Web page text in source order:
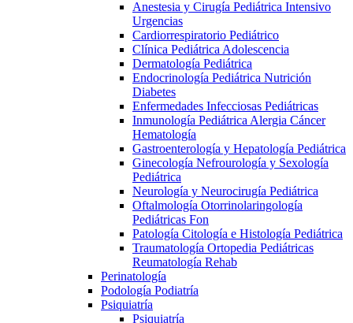
Anestesia y Cirugía Pediátrica Intensivo
Urgencias
Cardiorrespiratorio Pediátrico
Clínica Pediátrica Adolescencia
Dermatología Pediátrica
Endocrinología Pediátrica Nutrición
Diabetes
Enfermedades Infecciosas Pediátricas
Inmunología Pediátrica Alergia Cáncer
Hematología
Gastroenterología y Hepatología Pediátrica
Ginecología Nefrourología y Sexología
Pediátrica
Neurología y Neurocirugía Pediátrica
Oftalmología Otorrinolaringología
Pediátricas Fon
Patología Citología e Histología Pediátrica
Traumatología Ortopedia Pediátricas
Reumatología Rehab
Perinatología
Podología Podiatría
Psiquiatría
Psiquiatría